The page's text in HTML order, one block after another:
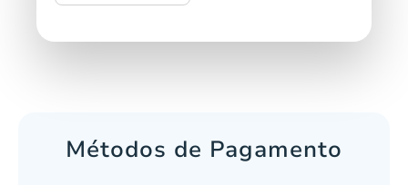
Métodos de Pagamento